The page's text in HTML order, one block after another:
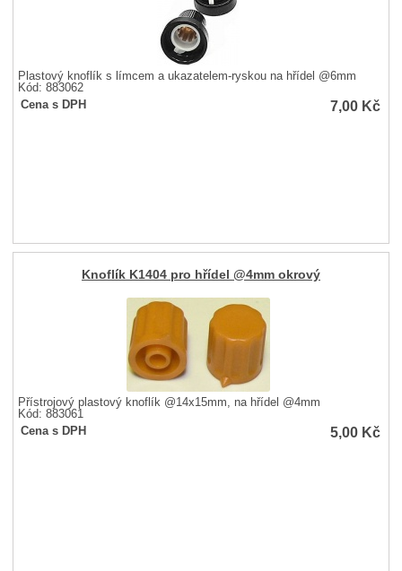
Plastový knoflík s límcem a ukazatelem-ryskou na hřídel @6mm
Kód: 883062
Cena s DPH
7,00 Kč
Knoflík K1404 pro hřídel @4mm okrový
Přístrojový plastový knoflík @14x15mm, na hřídel @4mm
Kód: 883061
Cena s DPH
5,00 Kč